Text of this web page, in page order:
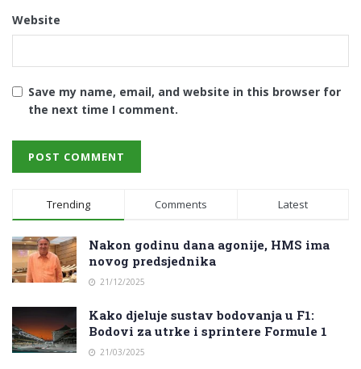
Website
Save my name, email, and website in this browser for
the next time I comment.
Trending Comments Latest
Nakon godinu dana agonije, HMS ima
novog predsjednika
21/12/2025
Kako djeluje sustav bodovanja u F1:
Bodovi za utrke i sprintere Formule 1
21/03/2025